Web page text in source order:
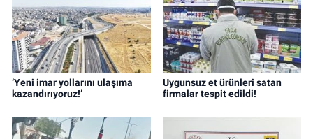
‘Yeni imar yollarını ulaşıma
kazandırıyoruz!’
Uygunsuz et ürünleri satan
firmalar tespit edildi!